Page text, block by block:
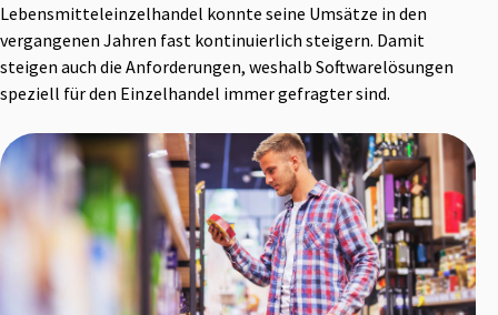
Lebensmitteleinzelhandel konnte seine Umsätze in den
vergangenen Jahren fast kontinuierlich steigern. Damit
steigen auch die Anforderungen, weshalb Softwarelösungen
speziell für den Einzelhandel immer gefragter sind.